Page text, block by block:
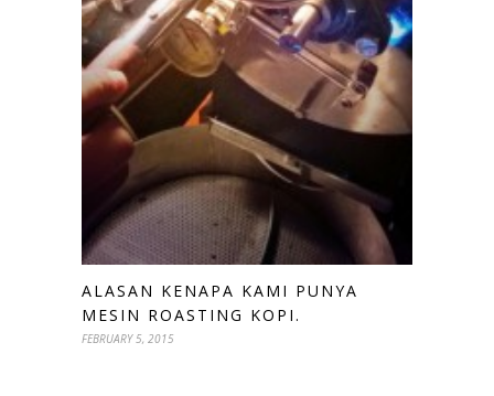
ALASAN KENAPA KAMI PUNYA
MESIN ROASTING KOPI.
FEBRUARY 5, 2015